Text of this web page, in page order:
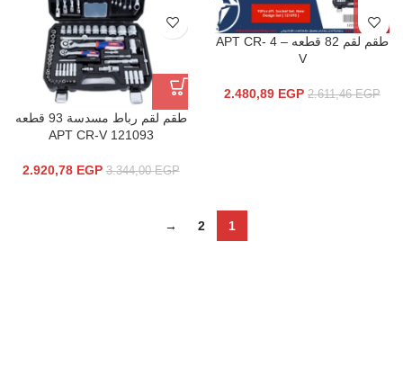
طقم لقم 82 قطعه – 4 APT CR-
V
2.611,46EGP
2.480,89 EGP
طقم لقم رباط مسدسة 93 قطعه
121093 APT CR-V
3.344,00EGP
2.920,78 EGP
1
2
→